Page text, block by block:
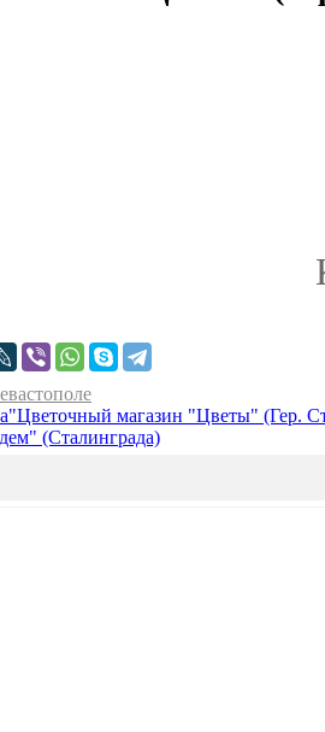
Цветочный магазин "Цветы" (Гер.
(Сталинграда)